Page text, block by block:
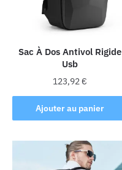
sur
la
page
du
produit
Sac À Dos Antivol Rigide
Usb
123,92€
Ajouter au panier